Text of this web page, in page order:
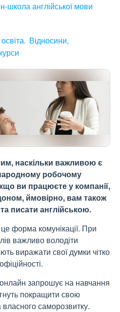
школа англійської мови
Відносини,
наскільки важливою є
робочому
ви працюєте у компанії,
ймовірно, вам також
писати англійською.
форма комунікації. При
важливо володіти
виражати свої думки чітко
запрошує на навчання
покращити свою
власного саморозвитку.